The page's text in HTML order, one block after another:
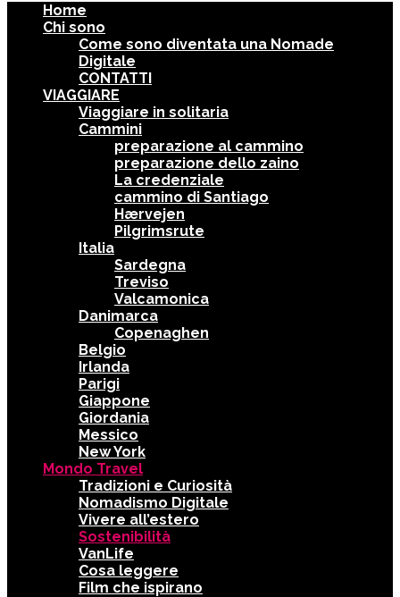
Home
Chi sono
Come sono diventata una Nomade
Digitale
CONTATTI
VIAGGIARE
Viaggiare in solitaria
Cammini
preparazione al cammino
preparazione dello zaino
La credenziale
cammino di Santiago
Hærvejen
Pilgrimsrute
Italia
Sardegna
Treviso
Valcamonica
Danimarca
Copenaghen
Belgio
Irlanda
Parigi
Giappone
Giordania
Messico
New York
Mondo Travel
Tradizioni e Curiosità
Nomadismo Digitale
Vivere all’estero
Sostenibilità
VanLife
Cosa leggere
Film che ispirano